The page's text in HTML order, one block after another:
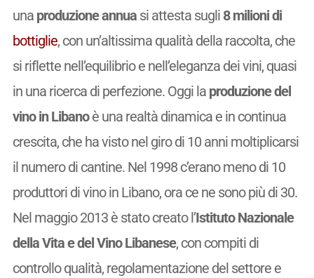
una produzione annuasi attesta sugli 8 milioni di
bottiglie, con un’altissima qualità della raccolta, che
si riflette nell’equilibrio e nell’eleganza dei vini, quasi
in una ricerca di perfezione. Oggi la produzione del
vino in Libanoè una realtà dinamica e in continua
crescita, che ha visto nel giro di 10 anni moltiplicarsi
il numero di cantine. Nel 1998 c’erano meno di 10
produttori di vino in Libano, ora ce ne sono più di 30.
Nel maggio 2013 è stato creato l’Istituto Nazionale
della Vita e del Vino Libanese, con compiti di
controllo qualità, regolamentazione del settore e